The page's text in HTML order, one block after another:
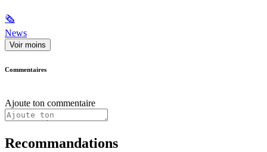
🗞
News
Voir moins
Commentaires
Ajoute ton commentaire
Recommandations